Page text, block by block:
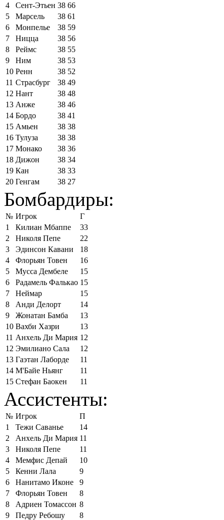
4
Сент-Этьен 38 66
5
Марсель 38 61
6
Монпелье 38 59
7
Ницца 38 56
8
Реймс 38 55
9
Ним 38 53
10 Ренн 38 52
11 Страсбург 38 49
12 Нант 38 48
13 Анже 38 46
14 Бордо 38 41
15 Амьен 38 38
16 Тулуза 38 38
17 Монако 38 36
18 Дижон 38 34
19 Кан 38 33
20 Генгам 38 27
Бомбардиры:
№ Игрок
Г
1
Килиан Мбаппе
33
2
Николя Пепе
22
3
Эдинсон Кавани
18
4
Флорьян Товен
16
5
Мусса Дембеле
15
6
Радамель Фалькао 15
7
Неймар
15
8
Анди Делорт
14
9
Жонатан Бамба
13
10 Вахби Хазри
13
11 Анхель Ди Мария 12
12 Эмилиано Сала
12
13 Гаэтан Лаборде
11
14 М'Байе Ньянг
11
15 Стефан Баокен 11
Ассистенты:
№ Игрок
П
1
Тежи Саванье
14
2
Анхель Ди Мария 11
3
Николя Пепе
11
4
Мемфис Депай
10
5
Кенни Лала
9
6
Нанитамо Иконе
9
7
Флорьян Товен
8
8
Адриен Томассон 8
9
Педру Ребошу 8